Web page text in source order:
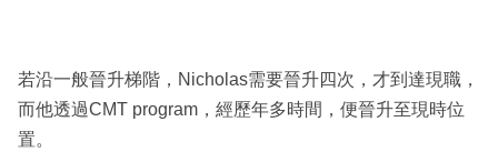
若沿一般晉升梯階，Nicholas需要晉升四次，才到達現職，
而他透過CMT program，經歷年多時間，便晉升至現時位
置。